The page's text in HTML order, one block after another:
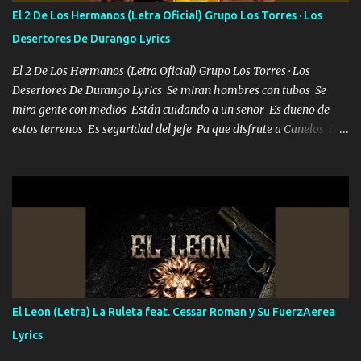
escribiendo y la otra me va a llamar Quiere que vaya a verla y que
la invite a cenar Otras más me están pidiendo que las saque a
bailar Pero es que tengo un par de conciertos más que llenar Se
mueven solo por el interés P...
El 2 De Los Hermanos (Letra Oficial) Grupo Los Torres · Los
Desertores De Durango Lyrics
El 2 De Los Hermanos (Letra Oficial) Grupo Los Torres · Los
Desertores De Durango Lyrics Se miran hombres con tubos Se
mira gente con medios Están cuidando a un señor Es dueño de
estos terrenos Es seguridad del jefe Pa que disfrute a Canelos Es
ni tampoco las mujeres porque es platica de grandes por eso hay
que estar alegres doy las instrucciones para atender los deberes
Música Si es que salta algún problema de confianza tengo gente
ahí está el Hombre Cuarenta y también Pariente 7 arreglan
cualquier problema no más es cuestión que ordené NOS HACE
FALTA UN HERMANO DE CLAVE ERA EL 24 SIEMPRE FUE UN
HOMBRE VALIENTE POR ALGO M'URIÓ PELEAND0 SIEMPRE
VIO POR LA FAMILIA PARA QUE SIGA EL LEGADO Es el DOS de
El Leon (Letra) La Ruleta feat. Cessar Roman y Su FuerzAerea
Lyrics